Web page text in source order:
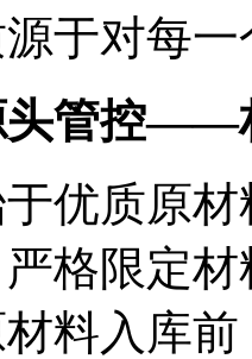
于对每
头管控——
优质原
格限定
料入库